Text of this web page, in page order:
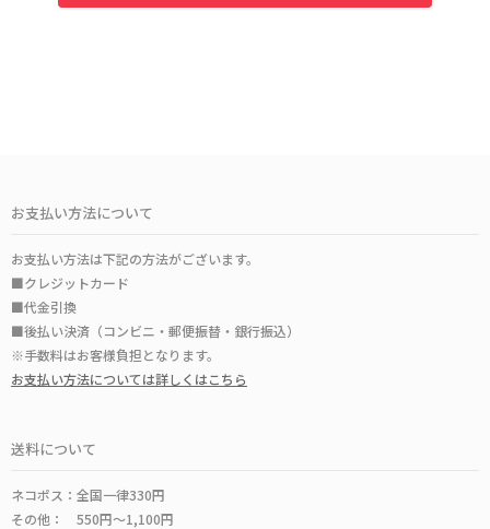
お支払い方法について
お支払い方法は下記の方法がございます。
■クレジットカード
■代金引換
■後払い決済（コンビニ・郵便振替・銀行振込）
※手数料はお客様負担となります。
お支払い方法については詳しくはこちら
送料について
ネコポス：全国一律330円
その他： 550円～1,100円